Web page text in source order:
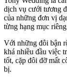
dịch vụ cưới tương
của những đơn vị
từng hạng mục
Với những đôi bận
khá nhiều đầu việc
tốt, cặp đôi đỡ mất
bị.